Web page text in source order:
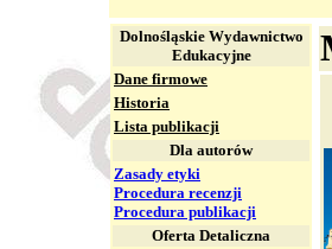
Dolnośląskie Wydawnictwo
Edukacyjne
Dane firmowe
Historia
Lista publikacji
Dla autorów
Zasady etyki
Procedura recenzji
Procedura publikacji
Oferta Detaliczna